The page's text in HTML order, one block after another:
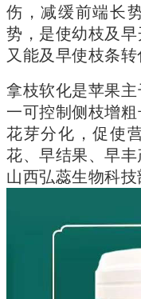
伤，减缓前端长
势，是使幼枝及早
又能及早使枝条转
拿枝软化是苹果主
一可控制侧枝增
花芽分化，促使
花、早结果、早丰
山西弘蕊生物科